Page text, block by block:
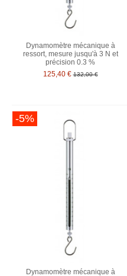
Dynamomètre mécanique à
ressort, mesure jusqu'à 3 N et
précision 0.3 %
125,40 € 132,00 €
-5%
Dynamomètre mécanique à